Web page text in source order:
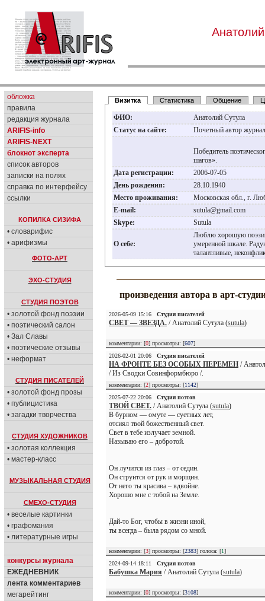
обложка
правила
редакция журнала
ARIFIS-info
ARIFIS-NEXT
блокнот эксперта
список авторов
записки на полях
справка по интерфейсу
ссылки
КОПИЛКА СИЗИФА
• словарифис
• арифизмы
ФОТО-АРТ
ЭХО-СТУДИЯ
СТУДИЯ ПОЭТОВ
• золотой фонд поэзии
• поэтический салон
• Зал Славы
• поэтические отзывы
• неформат
СТУДИЯ ПИСАТЕЛЕЙ
• золотой фонд прозы
• публицистика
• загадки творчества
СТУДИЯ ХУДОЖНИКОВ
• золотая коллекция
• мастер-класс
МУЗЫКАЛЬНАЯ СТУДИЯ
СМЕХО-СТУДИЯ
• веселые картинки
• графомания
• литературные игры
конкурсы журнала
ЕЖЕДНЕВНИК
лента комментариев
мегарейтинг
Визитка Статистика Общение
ФИО:
Анатолий Сутула
Статус на сайте:
Почетный автор
Победитель
шагов».
Дата регистрации:
2006-07-05
День рождения:
28.10.1940
Место проживания:
Московская обл., г.
E-mail:
sutula@gmail.com
Skype:
Sutula
О себе:
Люблю хорошую
умеренной шкале.
талантливые,
произведения автора в арт-
2026-05-09 15:16 Студия писателей
СВЕТ — ЗВЕЗДА. / Анатолий Сутула (sutula)
комментарии: [0] просмотры: [607]
2026-02-01 20:06
Студия писателей
НА ФРОНТЕ БЕЗ ОСОБЫХ ПЕРЕМЕН /
/ Из Сводки Совинформбюро /.
комментарии: [2] просмотры: [1142]
2025-07-22 20:06
Студия поэтов
ТВОЙ СВЕТ. / Анатолий Сутула (sutula)
В бурном — омуте — суетных лет,
отсиял твой божественный свет.
Свет в тебе излучает земной.
Называю его – добротой.
Он лучится из глаз – от седин.
Он струится от рук и морщин.
От него ты красива – вдвойне.
Хорошо мне с тобой на Земле.
Дай-то Бог, чтобы в жизни иной,
ты всегда – была рядом со мной.
комментарии: [3] просмотры: [2383] голоса: [1]
2024-09-14 18:11
Студия поэтов
Бабушка Мария / Анатолий Сутула (sutula)
комментарии: [0] просмотры: [3108]